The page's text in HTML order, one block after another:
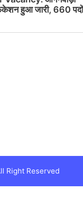
हुआ जारी, 660 पदों
Right Reserved